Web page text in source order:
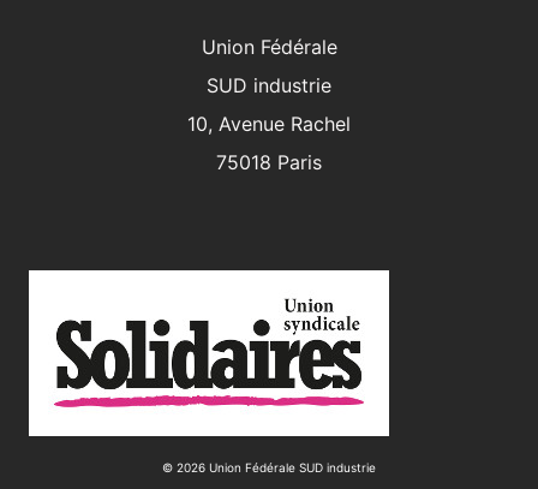
Union Fédérale
SUD industrie
10, Avenue Rachel
75018 Paris
© 2026 Union Fédérale SUD industrie